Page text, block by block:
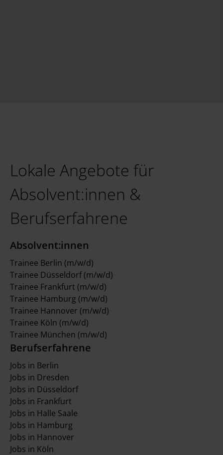
Lokale Angebote für
Absolvent:innen &
Berufserfahrene
Absolvent:innen
Trainee Berlin (m/w/d)
Trainee Düsseldorf (m/w/d)
Trainee Frankfurt (m/w/d)
Trainee Hamburg (m/w/d)
Trainee Hannover (m/w/d)
Trainee Köln (m/w/d)
Trainee München (m/w/d)
Berufserfahrene
Jobs in Berlin
Jobs in Dresden
Jobs in Düsseldorf
Jobs in Frankfurt
Jobs in Halle Saale
Jobs in Hamburg
Jobs in Hannover
Jobs in Köln